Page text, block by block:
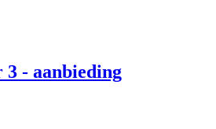
3 - aanbieding